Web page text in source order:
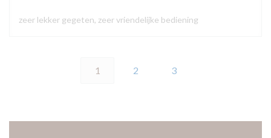
zeer lekker gegeten, zeer vriendelijke bediening
1 2 3